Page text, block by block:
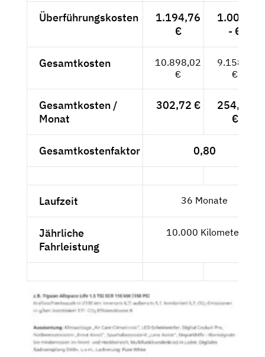
Überführungskosten
1.194,76
€
1.004,-
- €
Gesamtkosten
10.898,02
€
9.158,--
€
Gesamtkosten /
Monat
302,72 €
254,39
€
Gesamtkostenfaktor 0,80
Laufzeit 36 Monate
Jährliche
Fahrleistung
10.000 Kilometer